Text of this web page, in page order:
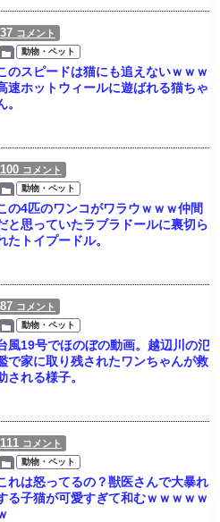
37 コメント
動物・ペット
のスピードは猫にも追えないｗｗｗ
速ホットウィールに遊ばれる猫ちゃ
。
100 コメント
動物・ペット
の4匹のワンコがワラウｗｗｗ仲間
と思っていたラブラドールに裏切ら
たトイプードル。
87 コメント
動物・ペット
風19号でほのぼの動画。越辺川の氾
で家に取り残されたワンちゃんが救
される様子。
111 コメント
動物・ペット
れは怒ってるの？獣医さんで大暴れ
る子猫が可愛すぎて和むｗｗｗｗｗ